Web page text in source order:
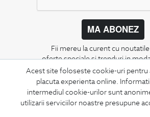
Acest site foloseste cookie-uri pentru
placuta experienta online.
intermediul cookie-urilor sunt
utilizarii serviciilor noastre presupune
MA ABONEZ
Fii mereu la curent cu
oferte speciale si trenduri in
CONCIERGE
Termeni si conditii
Schimburi si retur